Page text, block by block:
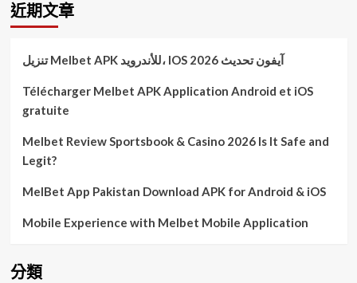
近期文章
تنزيل Melbet APK للأندرويد، IOS آيفون تحديث 2026
Télécharger Melbet APK Application Android et iOS
gratuite
Melbet Review Sportsbook & Casino 2026 Is It Safe and
Legit?
MelBet App Pakistan Download APK for Android & iOS
Mobile Experience with Melbet Mobile Application
分類